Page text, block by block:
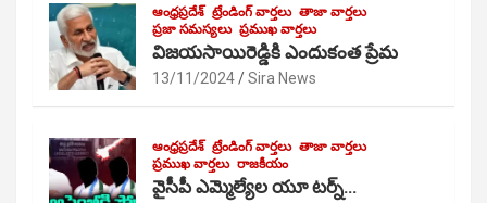
ఆంధ్రప్రదేశ్ ట్రేండింగ్ వార్తలు తాజా వార్తలు
ప్రజా సమస్యలు ప్రముఖ వార్తలు
విజయసాయిరెడ్డికి ఎందుకంత ప్రేమ
13/11/2024 Sira News
ఆంధ్రప్రదేశ్ ట్రేండింగ్ వార్తలు తాజా వార్తలు
ప్రముఖ వార్తలు రాజకీయం
వైసీపీ ఎమ్మెల్యేల యూ టర్న్…